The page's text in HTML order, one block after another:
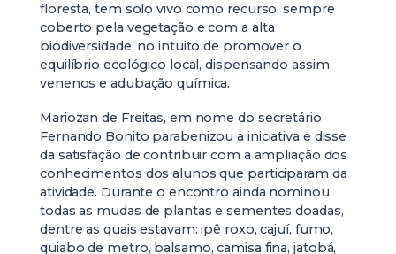
floresta, tem solo vivo como recurso, sempre
coberto pela vegetação e com a alta
biodiversidade, no intuito de promover o
equilíbrio ecológico local, dispensando assim
venenos e adubação química.
Mariozan de Freitas, em nome do secretário
Fernando Bonito parabenizou a iniciativa e disse
da satisfação de contribuir com a ampliação dos
conhecimentos dos alunos que participaram da
atividade. Durante o encontro ainda nominou
todas as mudas de plantas e sementes doadas,
dentre as quais estavam: ipê roxo, cajuí, fumo,
quiabo de metro, balsamo, camisa fina, jatobá,